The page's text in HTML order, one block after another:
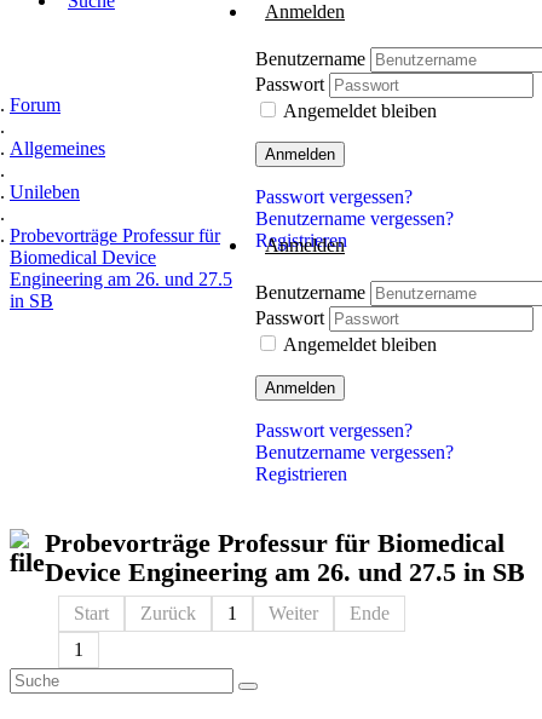
Anmelden
Benutzername
Passwort
Angemeldet bleiben
Anmelden
Passwort vergessen?
Benutzername vergessen?
Registrieren
Anmelden
Benutzername
Passwort
Angemeldet bleiben
Anmelden
Passwort vergessen?
Benutzername vergessen?
Registrieren
Forum
Allgemeines
Unileben
Probevorträge Professur für
Biomedical Device
Engineering am 26. und 27.5
in SB
Probevorträge Professur für Biomedical
Device Engineering am 26. und 27.5 in SB
Start Zurück 1 Weiter
Ende
1